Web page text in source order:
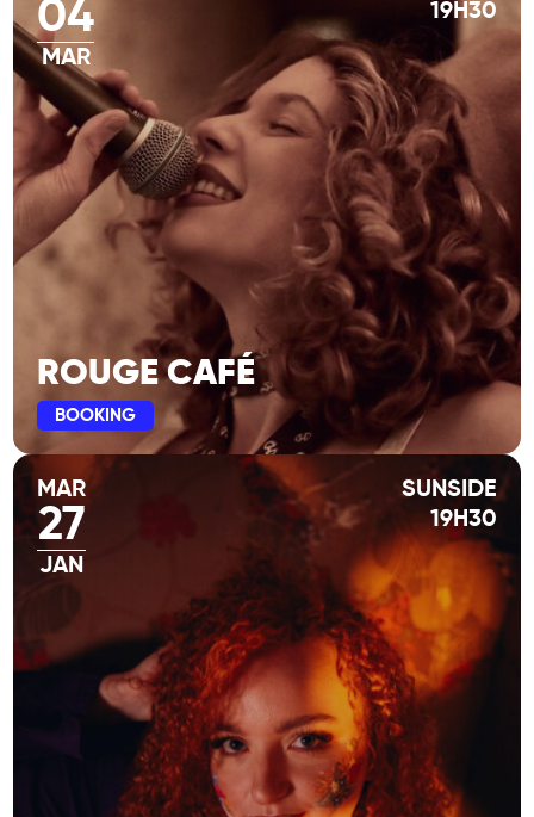
04
MAR
19H30
ROUGE CAFÉ
BOOKING
MAR
27
JAN
SUNSIDE
19H30